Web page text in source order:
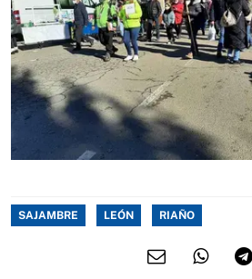
SAJAMBRE LEÓN RIAÑO